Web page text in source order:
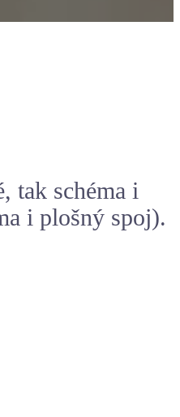
tak schéma i
i plošný spoj).